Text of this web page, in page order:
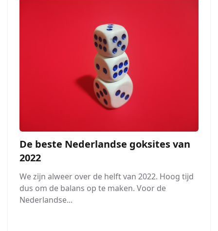
De beste Nederlandse goksites van
2022
We zijn alweer over de helft van 2022. Hoog tijd
dus om de balans op te maken. Voor de
Nederlandse...